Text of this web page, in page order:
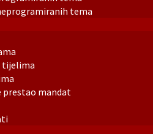
tema
tijelima
prestao mandat